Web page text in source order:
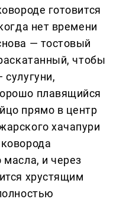
готовится
нет времени
— тостовый
чтобы
плавящийся
прямо в центр
хачапури
масла, и через
хрустящим